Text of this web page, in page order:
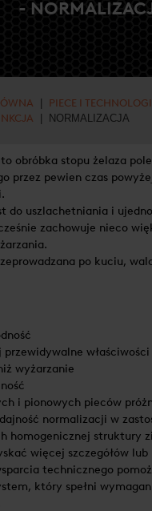
-
PIECE I
| NORMALIZACJA
obróbka stopu żelaza
przez pewien czas
do uszlachetniania i
zachowuje nieco
po kuciu,
przewidywalne
wyżarzanie
i pionowych pieców
normalizacji w
homogenicznej struktury
więcej szczegółów
technicznego
który spełni